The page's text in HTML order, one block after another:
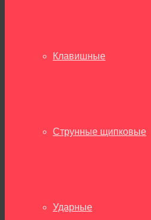
Клавишные
Струнные щипковые
Ударные